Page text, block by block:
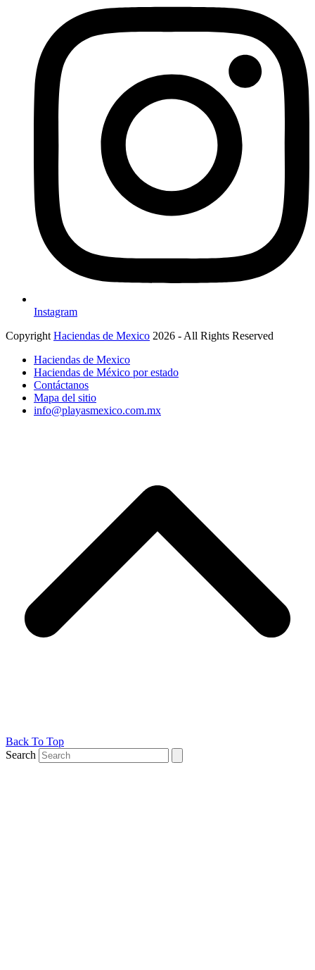
Instagram
Copyright Haciendas de Mexico 2026 - All Rights Reserved
Haciendas de Mexico
Haciendas de México por estado
Contáctanos
Mapa del sitio
info@playasmexico.com.mx
Back To Top
Search